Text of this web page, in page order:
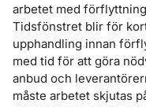
arbetet med
Tidsfönstret blir för
upphandling innan
med tid för att göra
anbud och
måste arbetet skjutas